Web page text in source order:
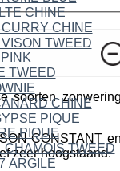
soorten zonwering
CONSTANT en
zeer hoogstaand.